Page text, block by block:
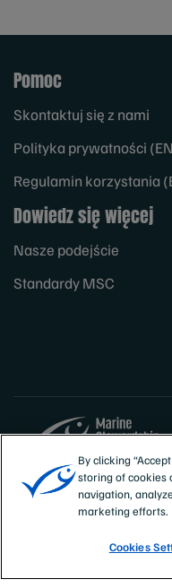
Pomoc
Skontaktuj się z nami
Polityka prywatności
Regulamin korzystania
Dowiedz się więcej
Nasze podejście
Standardy MSC
Sites
Polska
ZNAJDŹ
By clicking
storing of cookies
navigation,
marketing efforts.
Cookies